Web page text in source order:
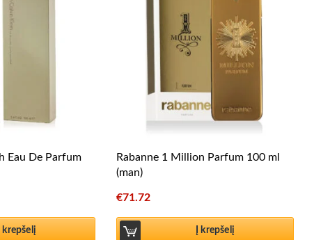
Eau De Parfum
Į krepšelį
Rabanne 1 Million Parfum 100 ml
(man)
€71.72
Į krepšelį